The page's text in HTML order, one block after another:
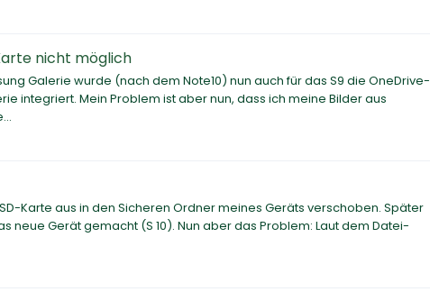
nicht möglich
Galerie wurde (nach dem Note10) nun auch für das S9 die OneDrive-
integriert. Mein Problem ist aber nun, dass ich meine Bilder aus
Karte aus in den Sicheren Ordner meines Geräts verschoben. Später
neue Gerät gemacht (S 10). Nun aber das Problem: Laut dem Datei-